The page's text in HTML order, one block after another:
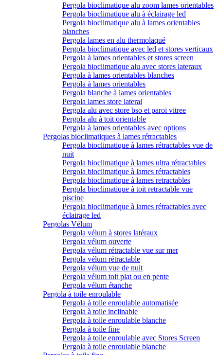
Pergola bioclimatique alu zoom lames orientables
Pergola bioclimatique alu à éclairage led
Pergola bioclimatique alu à lames orientables
blanches
Pergola lames en alu thermolaqué
Pergola bioclimatique avec led et stores verticaux
Pergola à lames orientables et stores screen
Pergola bioclimatique alu avec stores lateraux
Pergola à lames orientables blanches
Pergola à lames orientables
Pergola blanche à lames orientables
Pergola lames store lateral
Pergola alu avec store bso et paroi vitree
Pergola alu à toit orientable
Pergola à lames orientables avec options
Pergolas bioclimatiques à lames rétractables
Pergola bioclimatique à lames rétractables vue de
nuit
Pergola bioclimatique à lames ultra rétractables
Pergola bioclimatique à lames rétractables
Pergola bioclimatique à lames retractables
Pergola bioclimatique à toit retractable vue
piscine
Pergola bioclimatique à lames rétractables avec
éclairage led
Pergolas Vélum
Pergola vélum à stores latéraux
Pergola vélum ouverte
Pergola vélum rétractable vue sur mer
Pergola vélum rétractable
Pergola vélum vue de nuit
Pergola vélum toit plat ou en pente
Pergola vélum étanche
Pergola à toile enroulable
Pergola à toile enroulable automatisée
Pergola à toile inclinable
Pergola à toile enroulable blanche
Pergola à toile fine
Pergola à toile enroulable avec Stores Screen
Pergola à toile enroulable blanche